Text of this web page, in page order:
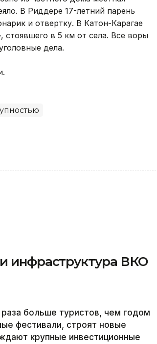
В Риддере 17-летний парень
и отвертку. В Катон-Карагае
стоявшего в 5 км от села. Все воры
дела.
инфраструктура ВКО
больше туристов, чем годом
фестивали, строят новые
крупные инвестиционные